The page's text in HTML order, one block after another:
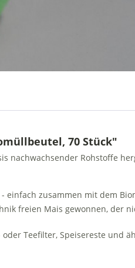
70 Stück"
nachwachsender Rohstoffe
einfach zusammen mit dem
freien Mais gewonnen,
Teefilter, Speisereste und